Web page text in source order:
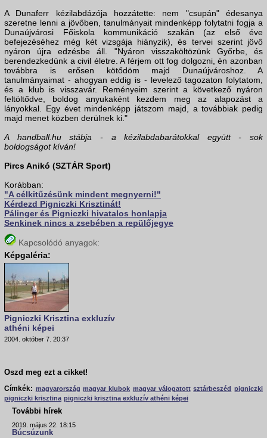
A Dunaferr kézilabdázója hozzátette: nem "csupán" édesanya
szeretne lenni a jövőben, tanulmányait mindenképp folytatni fogja a
Dunaújvárosi Főiskola kommunikáció szakán (az első éve
befejezéséhez még két vizsgája hiányzik), és tervei szerint jövő
nyáron újra edzésbe áll. "Nyáron visszaköltözünk Győrbe, és
berendezkedünk a civil életre. A férjem ott fog dolgozni, én azonban
továbbra is erősen kötődöm majd Dunaújvároshoz. A
tanulmányaimat - ahogyan eddig is - levelező tagozaton folytatom,
és a klub is visszavár. Reményeim szerint a következő nyáron
feltöltődve, boldog anyukaként kezdem meg az alapozást a
lányokkal. Egy évet mindenképp játszom majd, a továbbiak pedig
majd menet közben derülnek ki."
A handball.hu stábja - a kézilabdabarátokkal együtt - sok
boldogságot kíván!
Pircs Anikó (SZTÁR Sport)
Korábban:
"A célkitűzésünk mindent megnyerni!"
Kérdezd Pigniczki Krisztinát!
Pálinger és Pigniczki hivatalos honlapja
Senkinek nincs a zsebében a repülőjegye
Kapcsolódó anyagok:
Képgaléria:
Pigniczki Krisztina exkluzív
athéni képei
2004. október 7. 20:37
Oszd meg ezt a cikket!
Címkék: magyarország magyar klubok magyar válogatott sztárbeszéd pigniczki
pigniczki krisztina pigniczki krisztina exkluzív athéni képei
További hírek
2019. május 22. 18:15
Búcsúzunk